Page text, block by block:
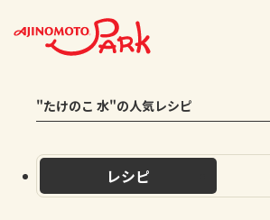
"たけのこ 水"の人気レシピ
レシピ